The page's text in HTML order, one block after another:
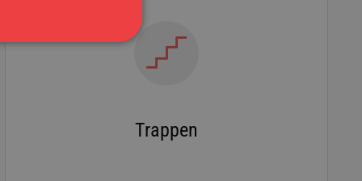
Trappen